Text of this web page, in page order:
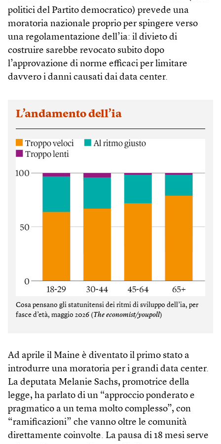
politici del Partito democratico) prevede una
moratoria nazionale proprio per spingere verso
una regolamentazione dell’ia: il divieto di
costruire sarebbe revocato subito dopo
l’approvazione di norme efficaci per limitare
davvero i danni causati dai data center.
L’andamento dell’ia
Cosa pensano gli statunitensi dei ritmi di sviluppo dell’ia, per
fasce d’età, maggio 2026 (The economist/youpoll)
Ad aprile il Maine è diventato il primo stato a
introdurre una moratoria per i grandi data center.
La deputata Melanie Sachs, promotrice della
legge, ha parlato di un “approccio ponderato e
pragmatico a un tema molto complesso”, con
“ramificazioni” che vanno oltre le comunità
direttamente coinvolte. La pausa di 18 mesi serve